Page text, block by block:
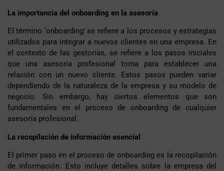
La importancia del onboarding en la asesoría
El término ‘onboarding’ se refiere a los procesos y estrategias
utilizados para integrar a nuevos clientes en una empresa. En
el contexto de las gestorías, se refiere a los pasos iniciales
que una asesoría profesional toma para establecer una
relación con un nuevo cliente. Estos pasos pueden variar
dependiendo de la naturaleza de la empresa y su modelo de
negocio. Sin embargo, hay ciertos elementos que son
fundamentales en el proceso de onboarding de cualquier
asesoría profesional.
La recopilación de información esencial
El primer paso en el proceso de onboarding es la recopilación
de información. Esto incluye detalles sobre la empresa del